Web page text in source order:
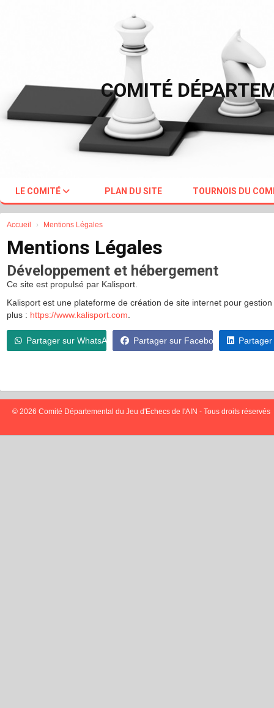
COMITÉ
LE COMITÉ PLAN DU SITE TOURNOIS DU
Accueil Mentions Légales
Mentions Légales
Développement et hébergement
Ce site est propulsé par Kalisport.
Kalisport est une plateforme de création de site internet pour
plus : https://www.kalisport.com
Partager sur WhatsApp Partager sur Facebook
© 2026 Comité Départemental du Jeu d'Echecs de l'AIN - Tous droits réservés